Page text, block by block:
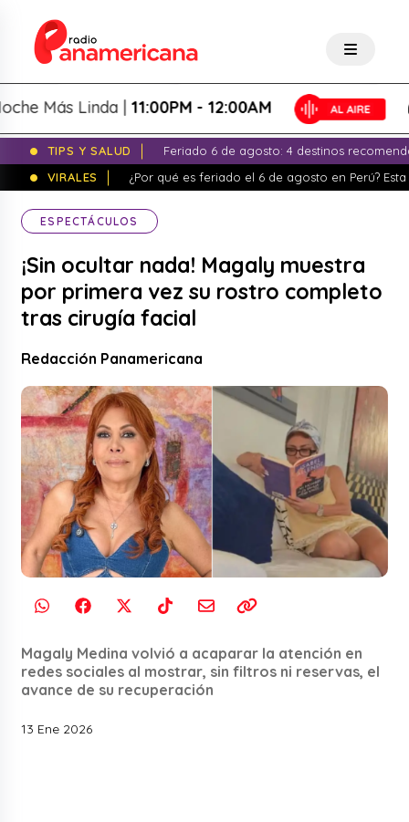
Linda |11:00PM - 12:00AM
TIPS Y SALUD
Feriado 6 de agosto: 4 destinos
VIRALES
¿Por qué es feriado el 6 de agosto en Perú?
ESPECTÁCULOS
¡Sin ocultar nada! Magaly muestra
por primera vez su rostro completo
tras cirugía facial
Redacción Panamericana
Magaly Medina volvió a acaparar la atención en
redes sociales al mostrar, sin filtros ni reservas, el
avance de su recuperación
13 Ene 2026